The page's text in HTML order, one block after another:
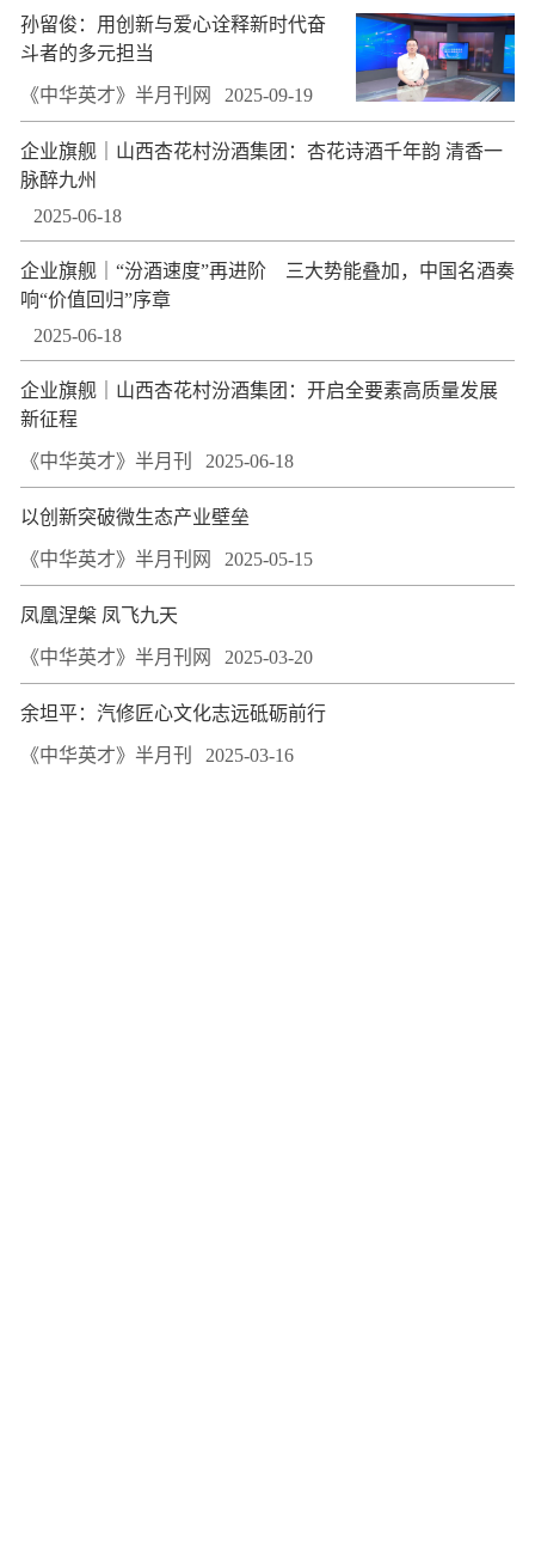
孙留俊：用创新与爱心诠释新时代奋
斗者的多元担当
《中华英才》半月刊网 2025-09-19
企业旗舰｜山西杏花村汾酒集团：杏花诗酒千年韵 清香一
脉醉九州
2025-06-18
企业旗舰｜“汾酒速度”再进阶 三大势能叠加，中国名酒奏
响“价值回归”序章
2025-06-18
企业旗舰｜山西杏花村汾酒集团：开启全要素高质量发展
新征程
《中华英才》半月刊 2025-06-18
以创新突破微生态产业壁垒
《中华英才》半月刊网 2025-05-15
凤凰涅槃 凤飞九天
《中华英才》半月刊网 2025-03-20
余坦平：汽修匠心文化志远砥砺前行
《中华英才》半月刊 2025-03-16